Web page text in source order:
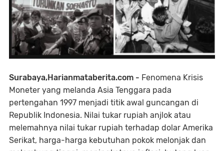
Surabaya,Harianmataberita.com - Fenomena Krisis
Moneter yang melanda Asia Tenggara pada
pertengahan 1997 menjadi titik awal guncangan di
Republik Indonesia. Nilai tukar rupiah anjlok atau
melemahnya nilai tukar rupiah terhadap dolar Amerika
Serikat, harga-harga kebutuhan pokok melonjak dan